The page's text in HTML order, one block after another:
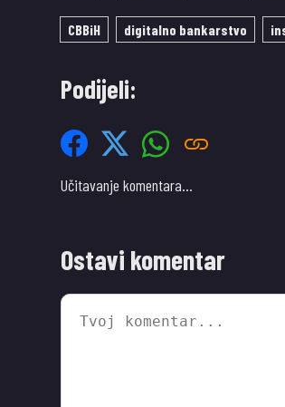
CBBiH digitalno bankarstvo
Podijeli:
Učitavanje komentara…
Ostavi komentar